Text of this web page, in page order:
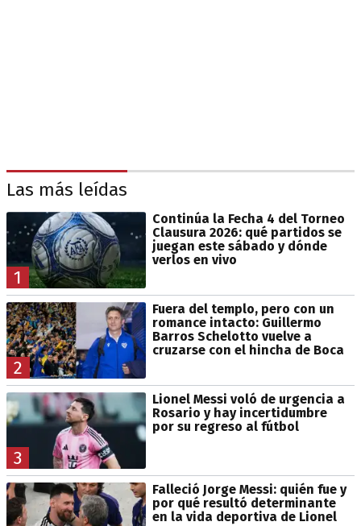
Las más leídas
1
Continúa la Fecha 4 del Torneo
Clausura 2026: qué partidos se
juegan este sábado y dónde
verlos en vivo
2
Fuera del templo, pero con un
romance intacto: Guillermo
Barros Schelotto vuelve a
cruzarse con el hincha de Boca
3
Lionel Messi voló de urgencia a
Rosario y hay incertidumbre
por su regreso al fútbol
Falleció Jorge Messi: quién fue y
por qué resultó determinante
en la vida deportiva de Lionel